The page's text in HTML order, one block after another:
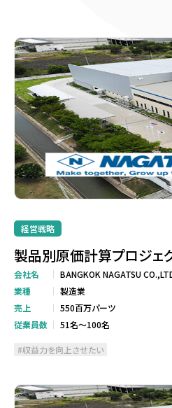
経営戦略
製品別原価計算プロジェク
会社名
BANGKOK NAGATSU
業種
製造業
売上
550百万パーツ
従業員数
51名～100名
収益力を向上させたい